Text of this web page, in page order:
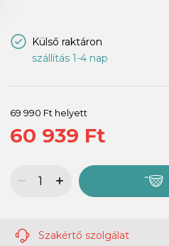
Külső raktáron
szállítás 1-4 nap
69 990 Ft helyett
60 939 Ft
Szakértő szolgálat